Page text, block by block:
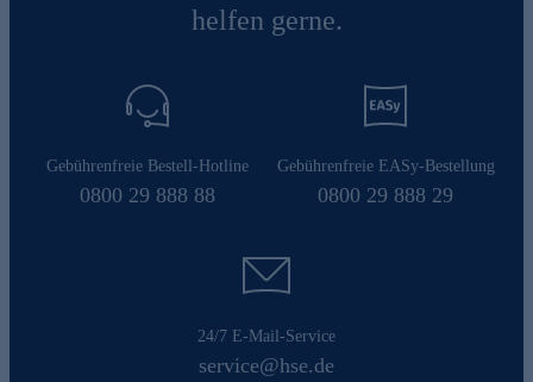
helfen gerne.
Gebührenfreie Bestell-Hotline
0800 29 888 88
Gebührenfreie EASy-Bestellung
0800 29 888 29
24/7 E-Mail-Service
service@hse.de